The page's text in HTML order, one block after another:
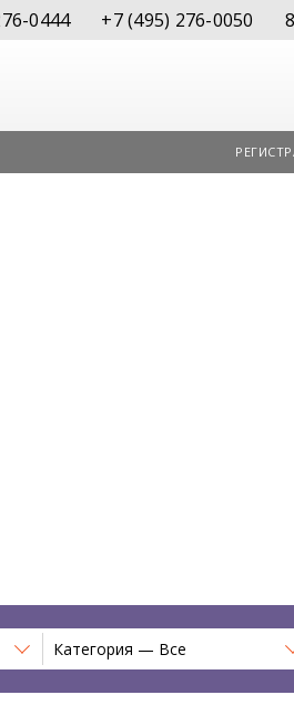
0444 +7 (495) 276-0050
Категория — Все